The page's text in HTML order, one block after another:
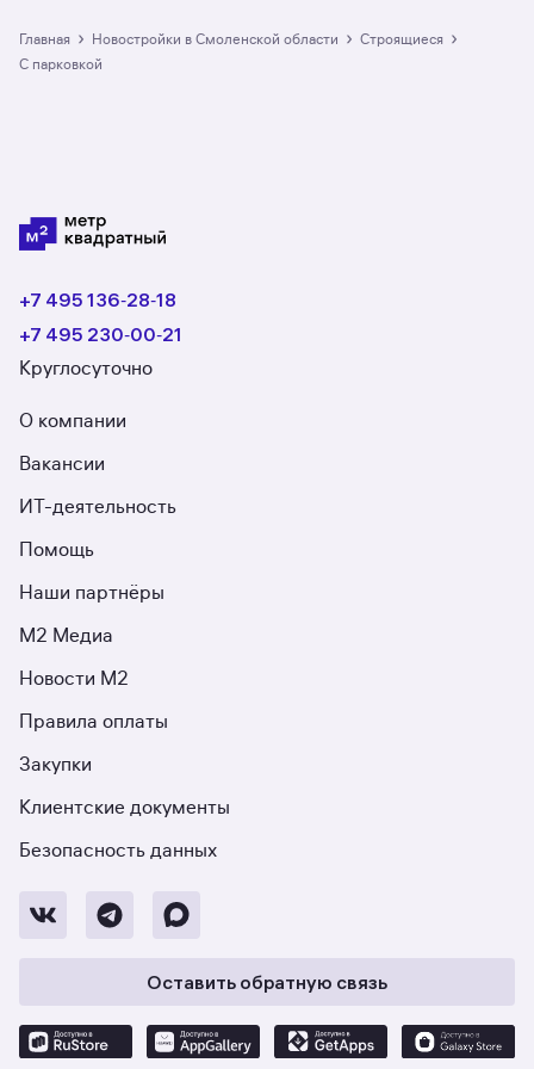
размещено 20 ЖК. Гарантия сделки: вернём
полную стоимость недвижимости, если что-то
Главная › Новостройки в Смоленской области › строящиеся ›
с парковкой
+7 495 136‑28‑18
+7 495 230‑00‑21
Круглосуточно
О компании
Вакансии
ИТ-деятельность
Помощь
Наши партнёры
М2 Медиа
Новости М2
Правила оплаты
Закупки
Клиентские документы
Безопасность данных
Оставить обратную связь